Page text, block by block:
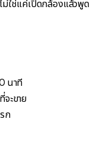
ม่ใช่แค่เปิดกล้องแล้วพูด
นาที
จะขาย
ก